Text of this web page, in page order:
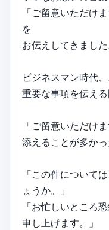
「ご留意いただけ
を
お伝えしてきました
ビジネスマン時代
重要な事項を伝え
「ご留意いただけ
添えることが多かっ
「この件について
ょうか。」
「お忙しいところ
申し上げます。」